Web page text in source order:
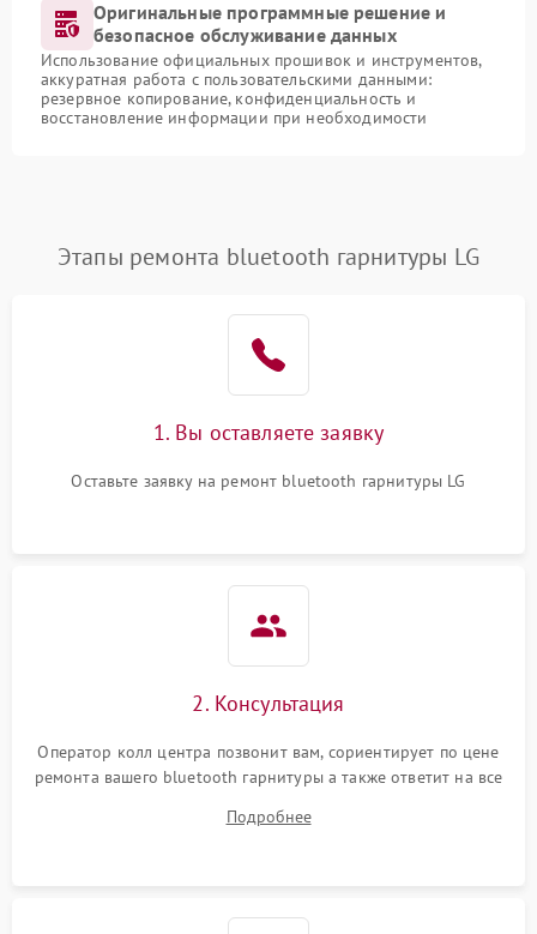
Оригинальные программные решение и
безопасное обслуживание данных
Использование официальных прошивок и инструментов,
аккуратная работа с пользовательскими данными:
резервное копирование, конфиденциальность и
восстановление информации при необходимости
Этапы ремонта bluetooth гарнитуры LG
1. Вы оставляете заявку
Оставьте заявку на ремонт bluetooth гарнитуры LG
2. Консультация
Оператор колл центра позвонит вам, сориентирует по цене
ремонта вашего bluetooth гарнитуры а также ответит на все
Подробнее